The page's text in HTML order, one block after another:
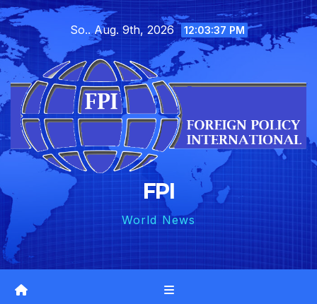
Skip
to
content
So.. Aug. 9th, 2026 12:03:39 PM
FPI
World News